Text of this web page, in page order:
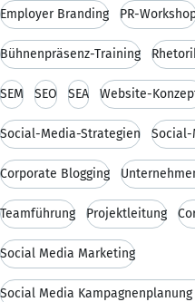
Employer Branding PR-
Bühnenpräsenz-Training
SEM SEO SEA Website-
Social-Media-Strategien Social-
Corporate Blogging
Teamführung Projektleitung
Social Media Marketing
Social Media